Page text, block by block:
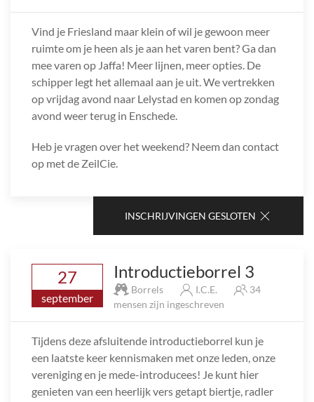
Vind je Friesland maar klein of wil je gewoon meer
ruimte om je heen als je aan het varen bent? Ga dan
mee varen op Jaffa! Meer lijnen, meer opties. De
schipper legt het allemaal aan je uit. We vertrekken
op vrijdag avond naar Lelystad en komen op zondag
avond weer terug in Enschede.
Heb je vragen over het weekend? Neem dan contact
op met de ZeilCie.
INSCHRIJVINGEN GESLOTEN
27
september
Introductieborrel 3
Borrels I.C.E.
34
mensen zijn ingeschreven
Tijdens deze afsluitende introductieborrel kun je
een laatste keer kennismaken met onze leden, onze
vereniging en je mede-introducees! Je kunt hier
genieten van een heerlijk vers getapt biertje, radler